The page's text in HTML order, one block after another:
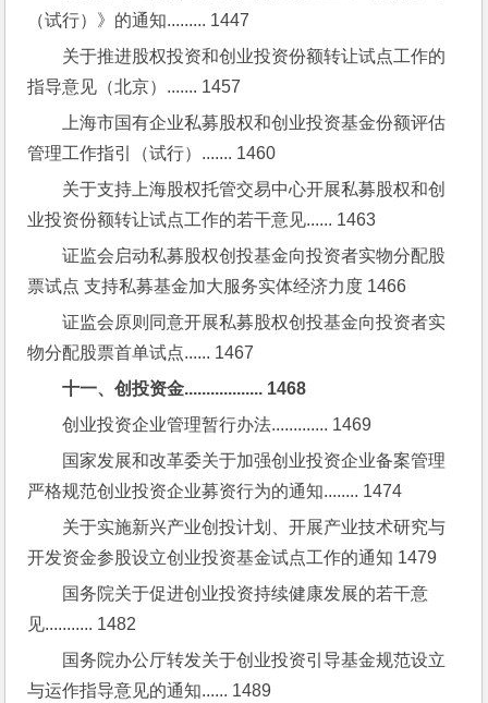
（试行）》的通知......... 1447
关于推进股权投资和创业投资份额转让试点工作的
指导意见（北京）....... 1457
上海市国有企业私募股权和创业投资基金份额评估
管理工作指引（试行）....... 1460
关于支持上海股权托管交易中心开展私募股权和创
业投资份额转让试点工作的若干意见...... 1463
证监会启动私募股权创投基金向投资者实物分配股
票试点 支持私募基金加大服务实体经济力度 1466
证监会原则同意开展私募股权创投基金向投资者实
物分配股票首单试点...... 1467
十一、创投资金.................. 1468
创业投资企业管理暂行办法............. 1469
国家发展和改革委关于加强创业投资企业备案管理
严格规范创业投资企业募资行为的通知........ 1474
关于实施新兴产业创投计划、开展产业技术研究与
开发资金参股设立创业投资基金试点工作的通知 1479
国务院关于促进创业投资持续健康发展的若干意
见........... 1482
国务院办公厅转发关于创业投资引导基金规范设立
与运作指导意见的通知...... 1489